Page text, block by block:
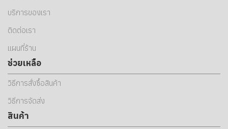
บริการของเรา
ติดต่อเรา
แผนที่ร้าน
ช่วยเหลือ
วิธีการสั่งซื้อสินค้า
วิธีการจัดส่ง
สินค้า